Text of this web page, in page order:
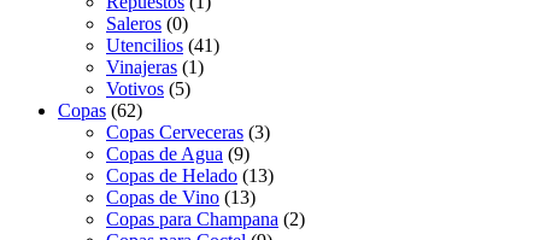
Saleros (0)
Utencilios (41)
Vinajeras (1)
Votivos (5)
Copas (62)
Copas Cerveceras (3)
Copas de Agua (9)
Copas de Helado (13)
Copas de Vino (13)
Copas para Champana (2)